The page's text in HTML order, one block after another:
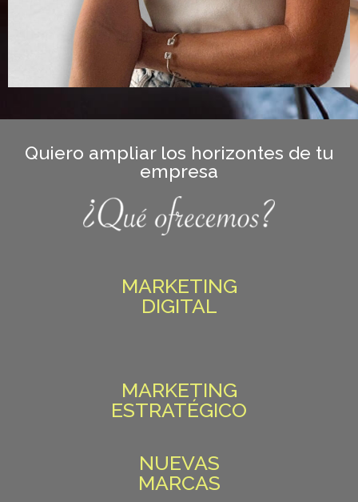
Quiero ampliar los horizontes de tu
empresa
MARKETING
DIGITAL
MARKETING
ESTRATÉGICO
NUEVAS
MARCAS